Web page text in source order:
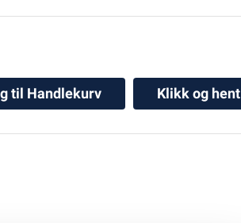
til Handlekurv Klikk og hent